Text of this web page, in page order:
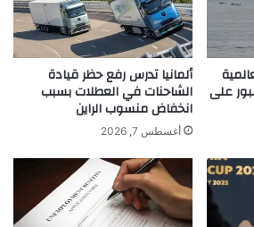
khabar3ajeldubai.com — “وول ستريت” قرب أعلى
عن رسوم أوروبا
على
ألمانيا تدرس رفع حظر قيادة
الشاحنات في العطلات بسبب
انخفاض منسوب الراين
أغسطس 7, 2026